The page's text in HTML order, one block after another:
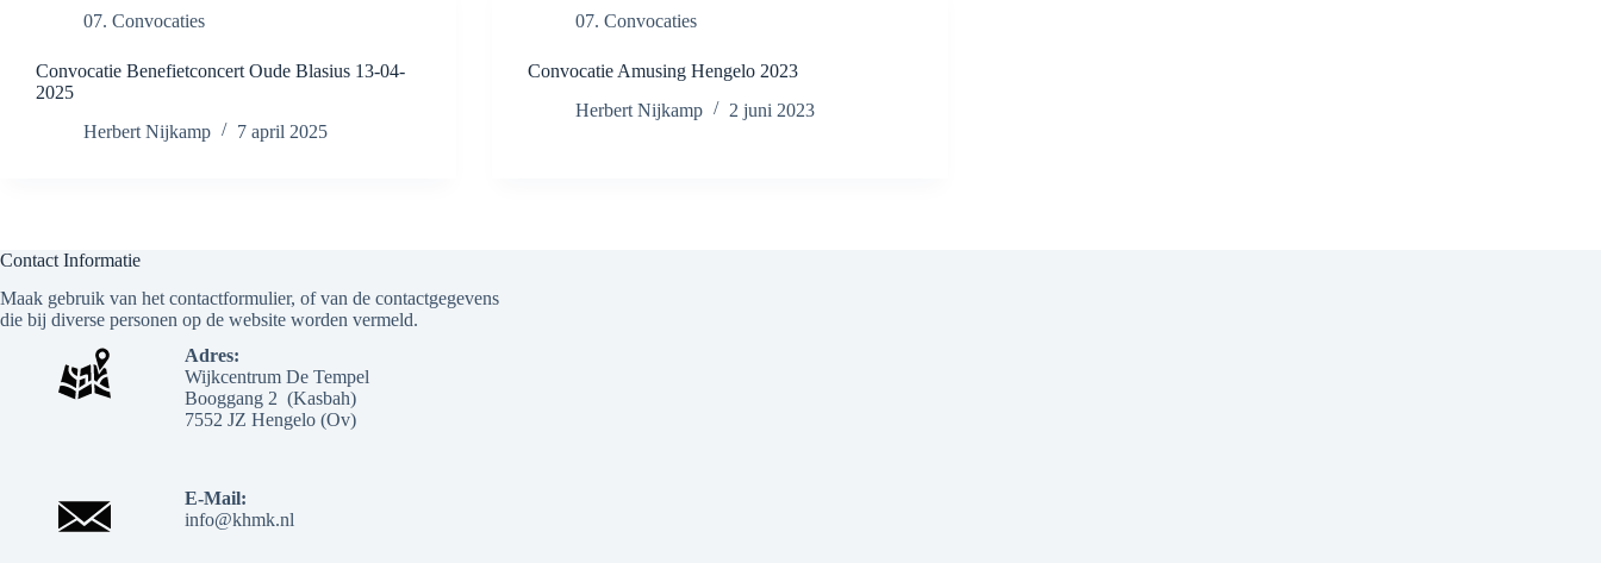
07. Convocaties
Convocatie Benefietconcert Oude Blasius 13-04-
2025
Herbert Nijkamp
7 april 2025
07. Convocaties
Convocatie Amusing Hengelo 2023
Herbert Nijkamp
2 juni 2023
Contact Informatie
Maak gebruik van het contactformulier, of van de contactgegevens
die bij diverse personen op de website worden vermeld.
Adres:
Wijkcentrum De Tempel
Booggang 2 (Kasbah)
7552 JZ Hengelo (Ov)
E-Mail:
info@khmk.nl